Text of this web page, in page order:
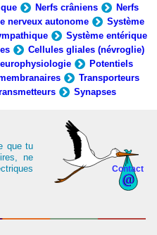
Nerfs crâniens
Nerfs
nerveux autonome
Système
Système entérique
Cellules gliales (névroglie)
Potentiels
Transporteurs
Synapses
Contact
que tu
ne